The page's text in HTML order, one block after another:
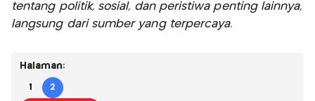
tentang politik, sosial, dan peristiwa penting lainnya,
langsung dari sumber yang terpercaya.
Halaman:
1 2